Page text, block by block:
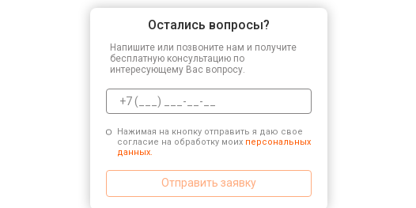
Остались вопросы?
Напишите или позвоните нам и получите
бесплатную консультацию по
интересующему Вас вопросу.
Нажимая на кнопку отправить я даю свое
согласие на обработку моих персональных
данных.
Отправить заявку